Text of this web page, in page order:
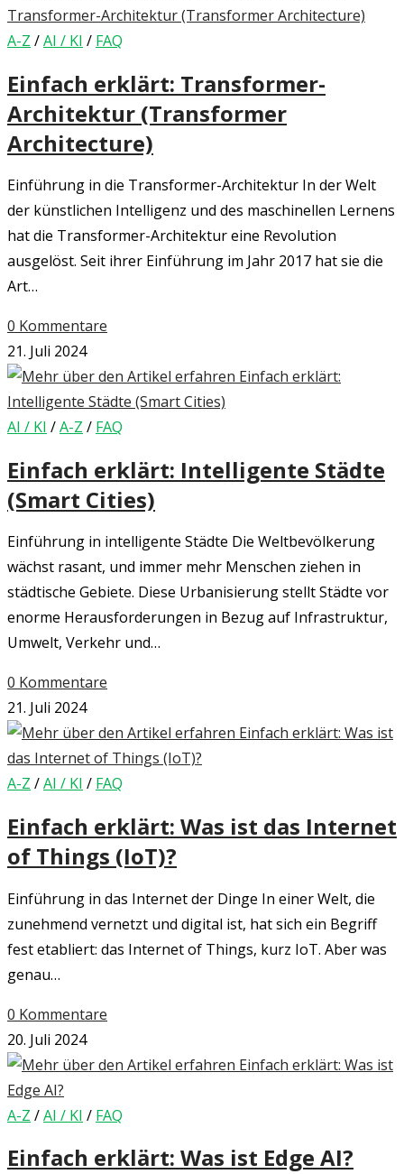
durchsuchen
A-Z /AI / KI / FAQ
Einfach erklärt: Transformer-
Architektur (Transformer
Architecture)
Einführung in die Transformer-Architektur In der Welt
der künstlichen Intelligenz und des maschinellen Lernens
hat die Transformer-Architektur eine Revolution
ausgelöst. Seit ihrer Einführung im Jahr 2017 hat sie die
Art…
0 Kommentare
21. Juli 2024
AI / KI /A-Z / FAQ
Einfach erklärt: Intelligente Städte
(Smart Cities)
Einführung in intelligente Städte Die Weltbevölkerung
wächst rasant, und immer mehr Menschen ziehen in
städtische Gebiete. Diese Urbanisierung stellt Städte vor
enorme Herausforderungen in Bezug auf Infrastruktur,
Umwelt, Verkehr und…
0 Kommentare
21. Juli 2024
A-Z /AI / KI / FAQ
Einfach erklärt: Was ist das Internet
of Things (IoT)?
Einführung in das Internet der Dinge In einer Welt, die
zunehmend vernetzt und digital ist, hat sich ein Begriff
fest etabliert: das Internet of Things, kurz IoT. Aber was
genau…
0 Kommentare
20. Juli 2024
A-Z /AI / KI / FAQ
Einfach erklärt: Was ist Edge AI?